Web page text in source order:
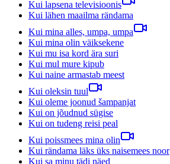
Kui lapsena televisioonis
Kui lähen maailma rändama
Kui mina alles, umpa, umpa
Kui mina olin väiksekene
Kui mu isa kord ära suri
Kui mul mure kipub
Kui naine armastab meest
Kui oleksin tuul
Kui oleme joonud šampanjat
Kui on jõudnud sügise
Kui on tudeng reisi peal
Kui poissmees mina olin
Kui rändama läks üks naisemees noor
Kui sa minu tädi näed